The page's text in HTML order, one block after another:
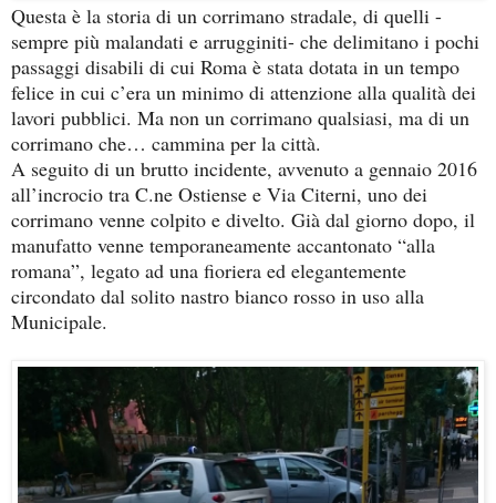
Questa è la storia di un corrimano stradale, di quelli -
sempre più malandati e arrugginiti- che delimitano i pochi
passaggi disabili di cui Roma è stata dotata in un tempo
felice in cui c’era un minimo di attenzione alla qualità dei
lavori pubblici. Ma non un corrimano qualsiasi, ma di un
corrimano che… cammina per la città.
A seguito di un brutto incidente, avvenuto a gennaio 2016
all’incrocio tra C.ne Ostiense e Via Citerni, uno dei
corrimano venne colpito e divelto. Già dal giorno dopo, il
manufatto venne temporaneamente accantonato “alla
romana”, legato ad una fioriera ed elegantemente
circondato dal solito nastro bianco rosso in uso alla
Municipale.